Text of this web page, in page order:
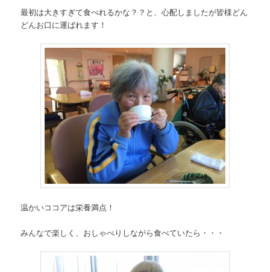
最初は大きすぎて食べれるかな？？と、心配しましたが皆様どん
どんお口に運ばれます！
温かいココアは栄養満点！
みんなで楽しく、おしゃべりしながら食べていたら・・・